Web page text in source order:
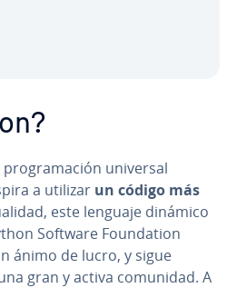
universal
a utilizar un código más
este lenguaje dinámico
Software Fou­n­da­tion
ánimo de lucro, y sigue
gran y activa comunidad. A